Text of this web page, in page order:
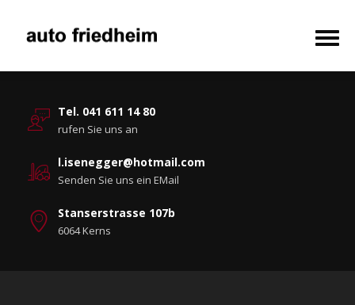
Tel. 041 611 14 80
rufen Sie uns an
l.isenegger@hotmail.com
Senden Sie uns ein EMail
Stanserstrasse 107b
6064 Kerns